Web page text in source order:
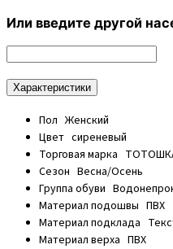
Или введите другой
Характеристики
Пол Женский
Цвет сиреневый
Торговая марка
Сезон Весна/Осень
Группа обуви
Материал подошвы ПВХ
Материал подклада
Материал верха ПВХ